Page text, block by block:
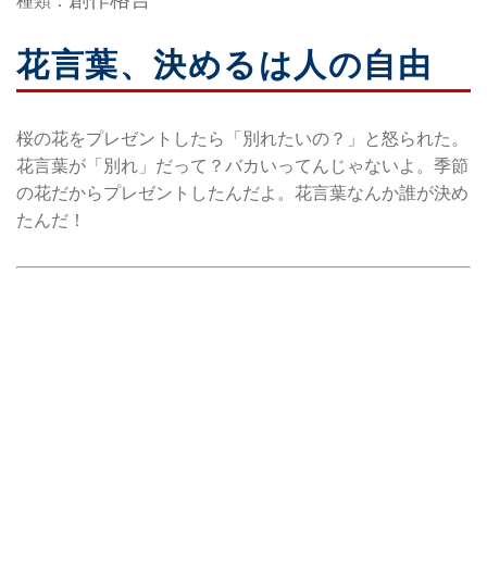
花言葉、決めるは人の自由
桜の花をプレゼントしたら「別れたいの？」と怒られた。
花言葉が「別れ」だって？バカいってんじゃないよ。季節
の花だからプレゼントしたんだよ。花言葉なんか誰が決め
たんだ！